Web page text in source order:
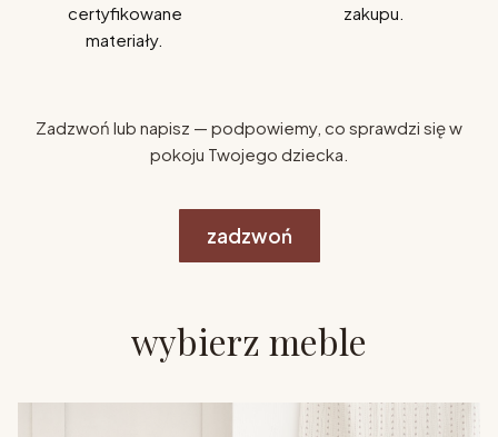
certyfikowane
materiały.
zakupu.
Zadzwoń lub napisz — podpowiemy, co sprawdzi się w
pokoju Twojego dziecka.
zadzwoń
wybierz meble